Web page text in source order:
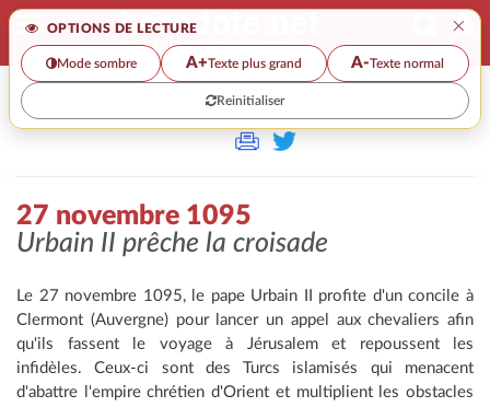
OPTIONS DE LECTURE ×
Mode sombre A+Texte plus grand A-Texte normal
Reinitialiser
>
27 novembre 1095
Urbain II prêche la croisade
Le 27 novembre 1095, le pape Urbain II profite d'un concile à
Clermont (Auvergne) pour lancer un appel aux chevaliers afin
qu'ils fassent le voyage à Jérusalem et repoussent les
infidèles. Ceux-ci sont des Turcs islamisés qui menacent
d'abattre l'empire chrétien d'Orient et multiplient les obstacles